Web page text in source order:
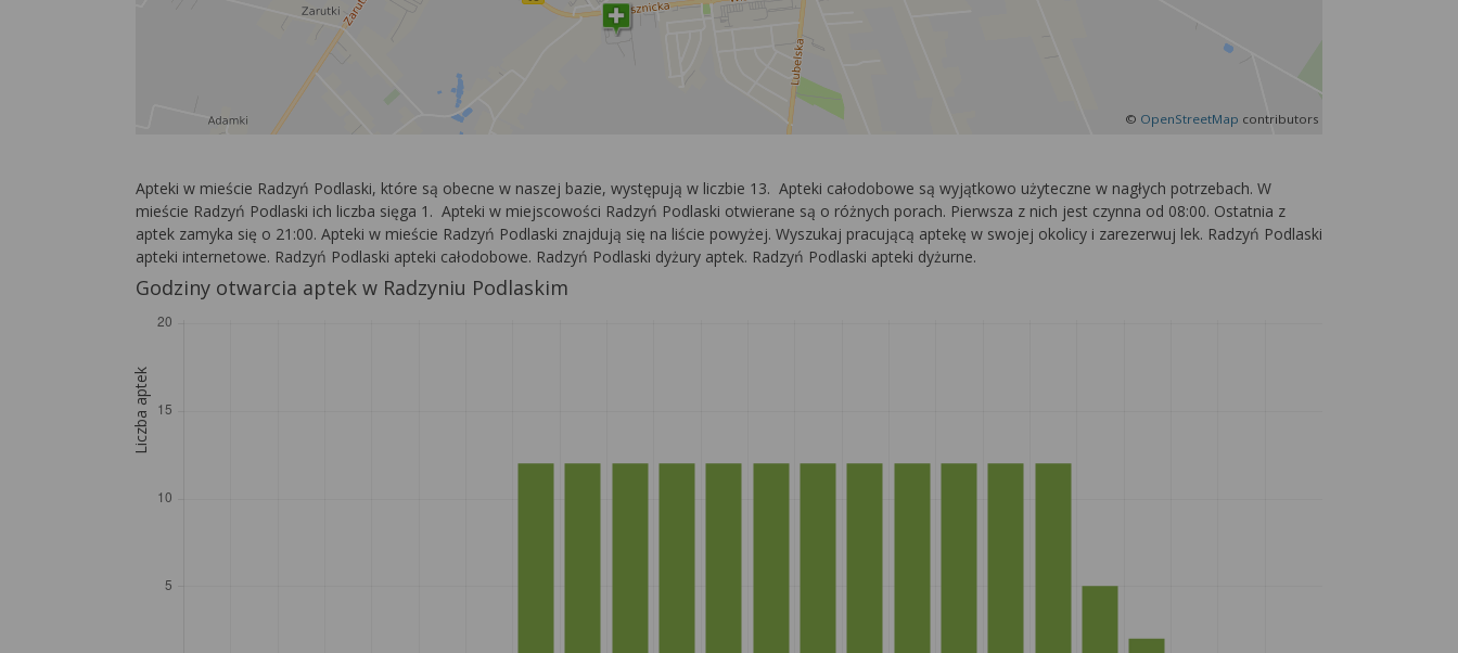
© OpenStreetMap contributors
Apteki w mieście Radzyń Podlaski, które są obecne w naszej bazie, występują w liczbie 13. Apteki całodobowe są wyjątkowo użyteczne w nagłych potrzebach. W
mieście Radzyń Podlaski ich liczba sięga 1. Apteki w miejscowości Radzyń Podlaski otwierane są o różnych porach. Pierwsza z nich jest czynna od 08:00. Ostatnia z
aptek zamyka się o 21:00. Apteki w mieście Radzyń Podlaski znajdują się na liście powyżej. Wyszukaj pracującą aptekę w swojej okolicy i zarezerwuj lek. Radzyń Podlaski
apteki internetowe. Radzyń Podlaski apteki całodobowe. Radzyń Podlaski dyżury aptek. Radzyń Podlaski apteki dyżurne.
Godziny otwarcia aptek w Radzyniu Podlaskim
Liczba aptek